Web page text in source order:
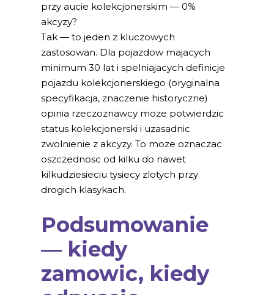
przy aucie kolekcjonerskim — 0%
akcyzy?
Tak — to jeden z kluczowych
zastosowan. Dla pojazdow majacych
minimum 30 lat i spelniajacych definicje
pojazdu kolekcjonerskiego (oryginalna
specyfikacja, znaczenie historyczne)
opinia rzeczoznawcy moze potwierdzic
status kolekcjonerski i uzasadnic
zwolnienie z akcyzy. To moze oznaczac
oszczednosc od kilku do nawet
kilkudziesieciu tysiecy zlotych przy
drogich klasykach.
Podsumowanie
— kiedy
zamowic, kiedy